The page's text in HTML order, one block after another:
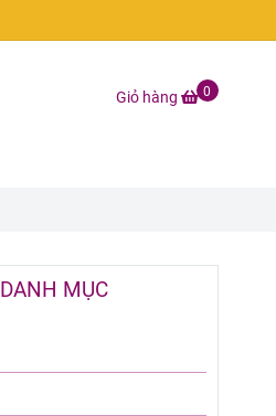
Giỏ hàng 0
DANH MỤC